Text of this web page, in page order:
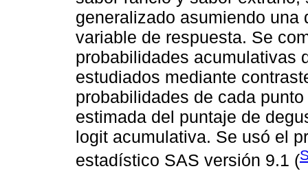
generalizado asumiendo
variable de respuesta. Se
probabilidades acumulativas
estudiados mediante
probabilidades de cada
estimada del puntaje de
logit acumulativa. Se usó el
estadístico SAS versión 9.1 (